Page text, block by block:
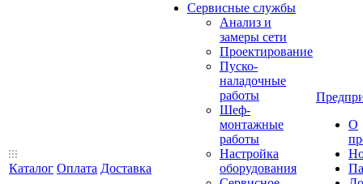
Каталог Оплата Доставка
Сервисные службы
Анализ и
замеры сети
Проектирование
Пуско-
наладочные
работы
Шеф-
монтажные
работы
Настройка
оборудования
О